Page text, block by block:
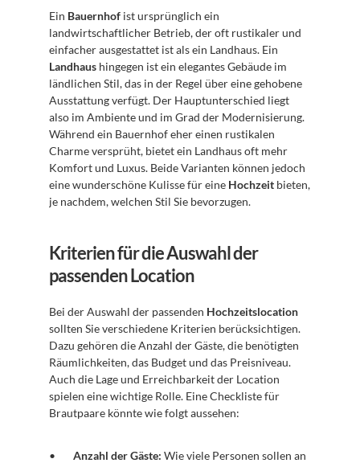
Ein Bauernhof ist ursprünglich ein
landwirtschaftlicher Betrieb, der oft rustikaler und
Landhaus hingegen ist ein elegantes Gebäude im
ländlichen Stil, das in der Regel über eine gehobene
Ausstattung verfügt. Der Hauptunterschied liegt
also im Ambiente und im Grad der Modernisierung.
Während ein Bauernhof eher einen rustikalen
Charme versprüht, bietet ein Landhaus oft mehr
Komfort und Luxus. Beide Varianten können jedoch
eine wunderschöne Kulisse für eine Hochzeit bieten,
je nachdem, welchen Stil Sie bevorzugen.
Kriterien für die Auswahl der
passenden Location
Bei der Auswahl der passenden Hochzeitslocation
sollten Sie verschiedene Kriterien berücksichtigen.
Dazu gehören die Anzahl der Gäste, die benötigten
Räumlichkeiten, das Budget und das Preisniveau.
Auch die Lage und Erreichbarkeit der Location
spielen eine wichtige Rolle. Eine Checkliste für
Brautpaare könnte wie folgt aussehen:
Anzahl der Gäste: Wie viele Personen sollen an